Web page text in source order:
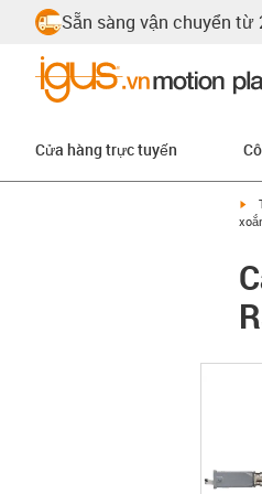
Sẵn sàng vận chuyển từ
Cửa hàng trực tuyến